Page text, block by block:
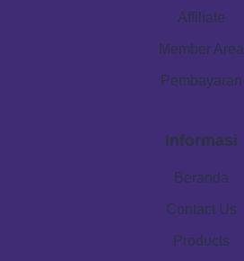
Affiliate
Member Area
Pembayaran
Informasi
Beranda
Contact Us
Products